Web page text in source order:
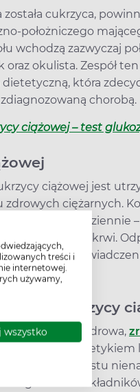
treści i
internetowej.
używamy,
wszystko
cukrzyca,
położniczego
wchodzą zazwyczaj
okulista. Zespół
która
chorobą.
ciążowej – test
ciążowej jest
ciężarnych.
– min. 4 razy dziennie
cukru we krwi.
mająca
cukrzycy
ciężarnych są zdrowa,
z
rozwoju i wzrostu
bilansu